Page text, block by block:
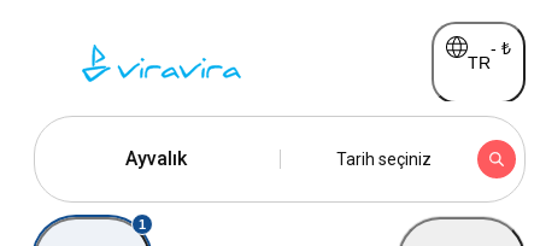
TR
- ₺
Ayvalık Tarih seçiniz
1